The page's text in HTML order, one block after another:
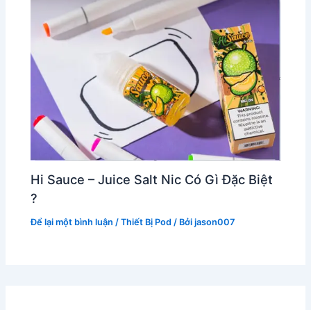
Hi Sauce – Juice Salt Nic Có Gì Đặc Biệt
?
Để lại một bình luận /Thiết Bị Pod / Bởijason007